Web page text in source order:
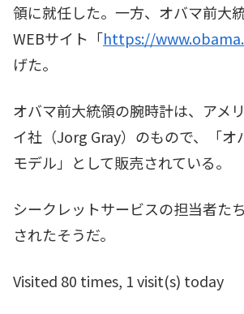
領に就任した。一方、オバマ前大
WEBサイト「https://
げた。
オバマ前大統領の腕時計は、アメ
イ社（Jorg Gray）のもので、「オ
モデル」として販売されている。
シークレットサービスの担当者た
されたそうだ。
Visited 80 times, 1 visit(s) today